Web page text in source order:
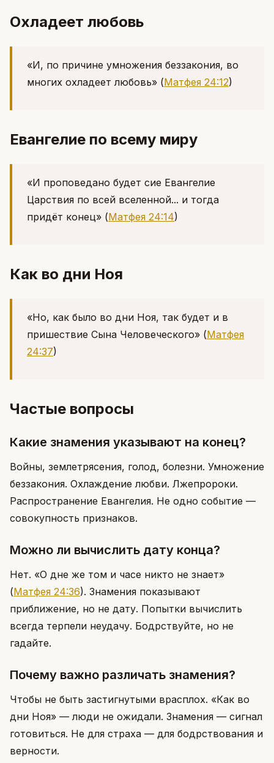
Охладеет любовь
«И, по причине умножения беззакония, во
многих охладеет любовь» (Матфея 24:12)
Евангелие по всему миру
«И проповедано будет сие Евангелие
Царствия по всей вселенной... и тогда
придёт конец» (Матфея 24:14)
Как во дни Ноя
«Но, как было во дни Ноя, так будет и в
пришествие Сына Человеческого» (Матфея
24:37)
Частые вопросы
Какие знамения указывают на конец?
Войны, землетрясения, голод, болезни. Умножение
беззакония. Охлаждение любви. Лжепророки.
Распространение Евангелия. Не одно событие —
совокупность признаков.
Можно ли вычислить дату конца?
Нет. «О дне же том и часе никто не знает»
(Матфея 24:36). Знамения показывают
приближение, но не дату. Попытки вычислить
всегда терпели неудачу. Бодрствуйте, но не
гадайте.
Почему важно различать знамения?
Чтобы не быть застигнутыми врасплох. «Как во
дни Ноя» — люди не ожидали. Знамения — сигнал
готовиться. Не для страха — для бодрствования и
верности.